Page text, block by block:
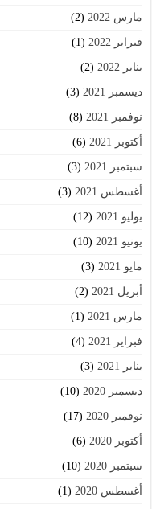
مارس 2022 (2)
فبراير 2022 (1)
يناير 2022 (2)
ديسمبر 2021 (3)
نوفمبر 2021 (8)
أكتوبر 2021 (6)
سبتمبر 2021 (3)
أغسطس 2021 (3)
يوليو 2021 (12)
يونيو 2021 (10)
مايو 2021 (3)
أبريل 2021 (2)
مارس 2021 (1)
فبراير 2021 (4)
يناير 2021 (3)
ديسمبر 2020 (10)
نوفمبر 2020 (17)
أكتوبر 2020 (6)
سبتمبر 2020 (10)
أغسطس 2020 (1)